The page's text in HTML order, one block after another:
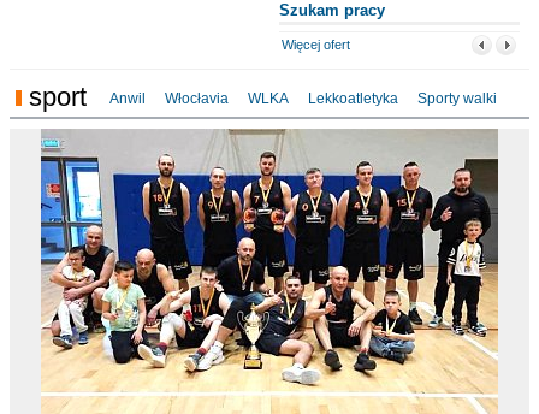
Szukam pracy
Więcej ofert
sport Anwil Włocłavia WLKA Lekkoatletyka Sporty walki